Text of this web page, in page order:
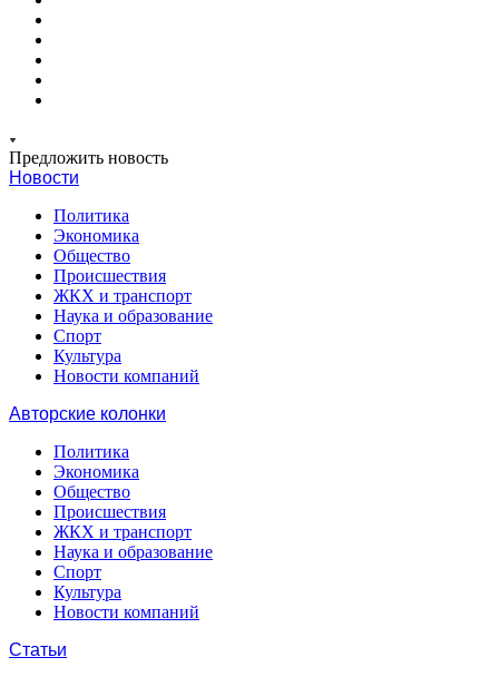
Предложить новость
Новости
Политика
Экономика
Общество
Происшествия
ЖКХ и транспорт
Наука и образование
Спорт
Культура
Новости компаний
Авторские колонки
Политика
Экономика
Общество
Происшествия
ЖКХ и транспорт
Наука и образование
Спорт
Культура
Новости компаний
Статьи